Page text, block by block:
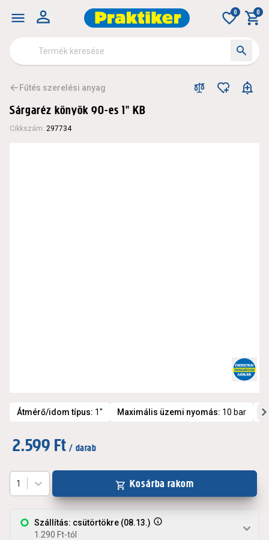
0 0
Fűtés szerelési anyag
Sárgaréz könyök 90-es 1" KB
Cikkszám: 297734
Átmérő/idom típus: 1" Maximális üzemi nyomás: 10 bar
2.599 Ft / darab
Szállítás: csütörtökre (08.13.)
1.290 Ft-tól
1 Kosárba rakom